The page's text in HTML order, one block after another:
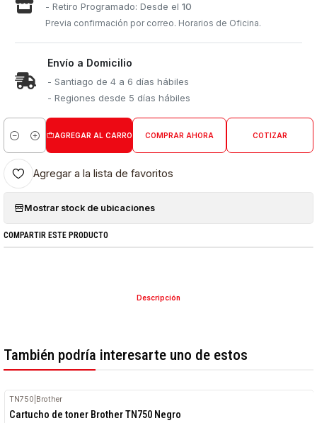
- Retiro Programado: Desde el10
Previa confirmación por correo. Horarios de Oficina.
Envío a Domicilio
- Santiago de 4 a 6 días hábiles
- Regiones desde 5 días hábiles
Cantidad
AGREGAR AL CARRO COMPRAR AHORA COTIZAR
Agregar a la lista de favoritos
Mostrar stock de ubicaciones
COMPARTIR ESTE PRODUCTO
Descripción
También podría interesarte uno de estos
TN750 Brother
Cartucho de toner Brother TN750 Negro